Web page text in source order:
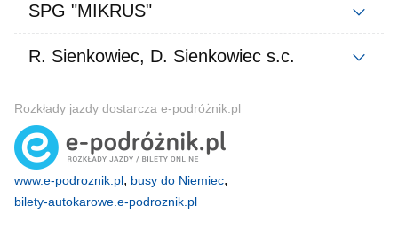
SPG "MIKRUS"
R. Sienkowiec, D. Sienkowiec s.c.
Rozkłady jazdy dostarcza e-podróżnik.pl
www.e-podroznik.pl, busy do Niemiec,
bilety-autokarowe.e-podroznik.pl